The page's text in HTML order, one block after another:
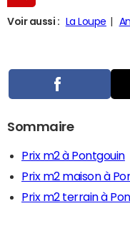
Voir aussi : La Loupe
Sommaire
Prix m2 à Pontgouin
Prix m2 maison à
Prix m2 terrain à